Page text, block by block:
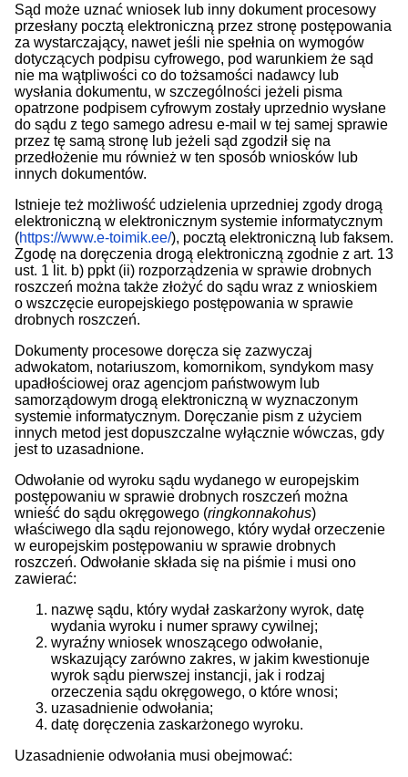
Sąd może uznać wniosek lub inny dokument procesowy
przesłany pocztą elektroniczną przez stronę postępowania
za wystarczający, nawet jeśli nie spełnia on wymogów
dotyczących podpisu cyfrowego, pod warunkiem że sąd
nie ma wątpliwości co do tożsamości nadawcy lub
wysłania dokumentu, w szczególności jeżeli pisma
opatrzone podpisem cyfrowym zostały uprzednio wysłane
do sądu z tego samego adresu e-mail w tej samej sprawie
przez tę samą stronę lub jeżeli sąd zgodził się na
przedłożenie mu również w ten sposób wniosków lub
innych dokumentów.
Istnieje też możliwość udzielenia uprzedniej zgody drogą
elektroniczną w elektronicznym systemie informatycznym
(https://www.e-toimik.ee/), pocztą elektroniczną lub faksem.
Zgodę na doręczenia drogą elektroniczną zgodnie z art. 13
ust. 1 lit. b) ppkt (ii) rozporządzenia w sprawie drobnych
roszczeń można także złożyć do sądu wraz z wnioskiem
o wszczęcie europejskiego postępowania w sprawie
drobnych roszczeń.
Dokumenty procesowe doręcza się zazwyczaj
adwokatom, notariuszom, komornikom, syndykom masy
upadłościowej oraz agencjom państwowym lub
samorządowym drogą elektroniczną w wyznaczonym
systemie informatycznym. Doręczanie pism z użyciem
innych metod jest dopuszczalne wyłącznie wówczas, gdy
jest to uzasadnione.
Odwołanie od wyroku sądu wydanego w europejskim
postępowaniu w sprawie drobnych roszczeń można
wnieść do sądu okręgowego (ringkonnakohus)
właściwego dla sądu rejonowego, który wydał orzeczenie
w europejskim postępowaniu w sprawie drobnych
roszczeń. Odwołanie składa się na piśmie i musi ono
zawierać:
nazwę sądu, który wydał zaskarżony wyrok, datę
wydania wyroku i numer sprawy cywilnej;
wyraźny wniosek wnoszącego odwołanie,
wskazujący zarówno zakres, w jakim kwestionuje
wyrok sądu pierwszej instancji, jak i rodzaj
orzeczenia sądu okręgowego, o które wnosi;
uzasadnienie odwołania;
datę doręczenia zaskarżonego wyroku.
Uzasadnienie odwołania musi obejmować: